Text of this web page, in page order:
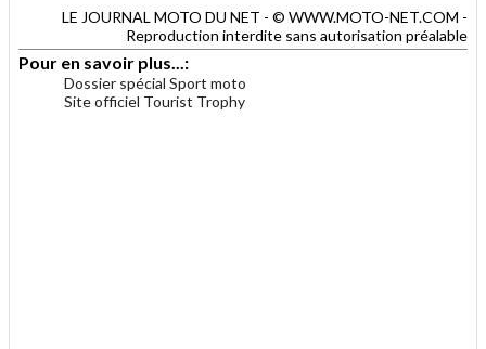
LE JOURNAL MOTO DU NET - © WWW.MOTO-NET.COM -
Reproduction interdite sans autorisation préalable
Pour en savoir plus...:
Dossier spécial Sport moto
Site officiel Tourist Trophy